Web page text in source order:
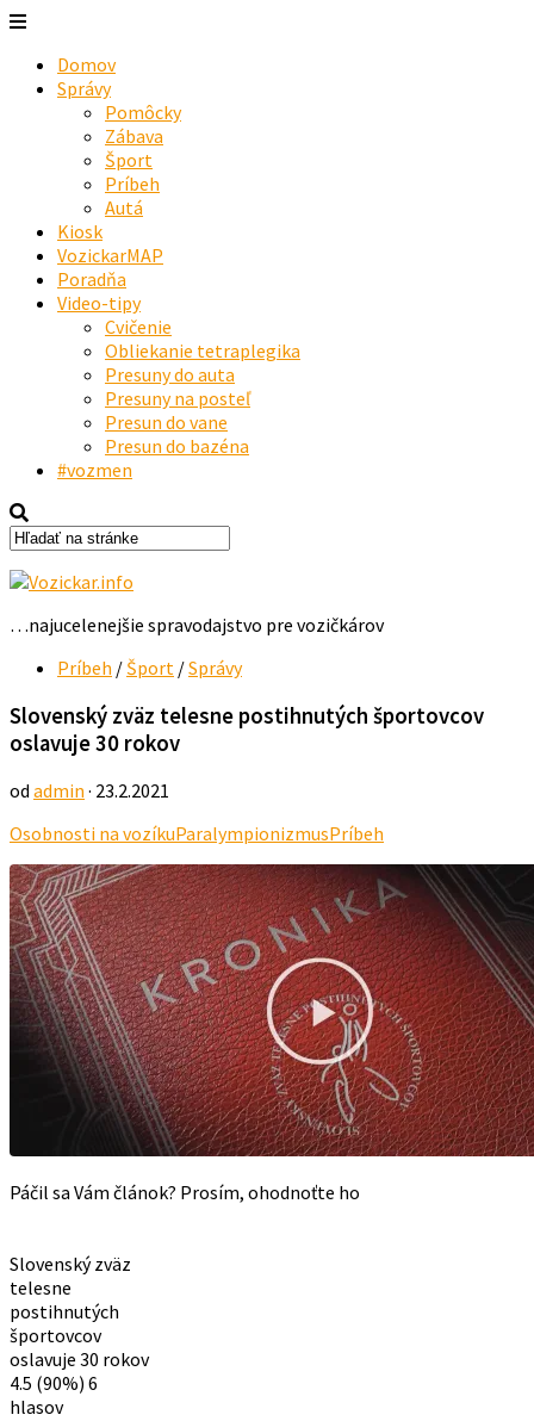
Domov
Správy
Pomôcky
Zábava
Šport
Príbeh
Autá
Kiosk
VozickarMAP
Poradňa
Video-tipy
Cvičenie
Obliekanie tetraplegika
Presuny do auta
Presuny na posteľ
Presun do vane
Presun do bazéna
#vozmen
…najucelenejšie spravodajstvo pre vozičkárov
Príbeh /Šport /Správy
Slovenský zväz telesne postihnutých športovcov
oslavuje 30 rokov
od admin · 23.2.2021
Osobnosti na vozíkuParalympionizmusPríbeh
Páčil sa Vám článok? Prosím, ohodnoťte ho
Slovenský zväz
telesne
postihnutých
športovcov
oslavuje 30 rokov
4.5 (90%) 6
hlasov